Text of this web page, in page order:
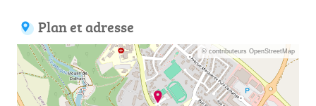
Plan et adresse
© contributeurs OpenStreetMap